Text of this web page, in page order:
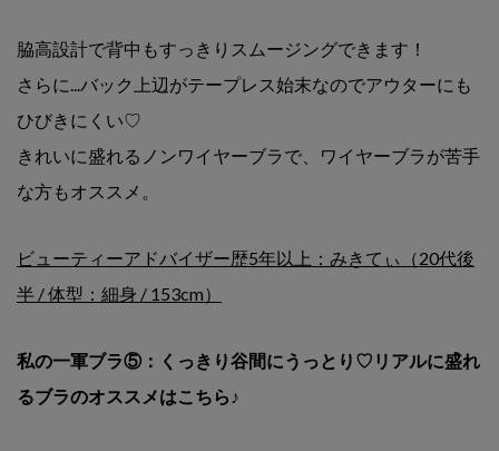
脇高設計で背中もすっきりスムージングできます！
さらに...バック上辺がテープレス始末なのでアウターにも
ひびきにくい♡
きれいに盛れるノンワイヤーブラで、ワイヤーブラが苦手
な方もオススメ。
ビューティーアドバイザー歴5年以上：みきてぃ（20代後
半 / 体型：細身 / 153cm）
私の一軍ブラ⑤：くっきり谷間にうっとり♡リアルに盛れ
るブラのオススメはこちら♪